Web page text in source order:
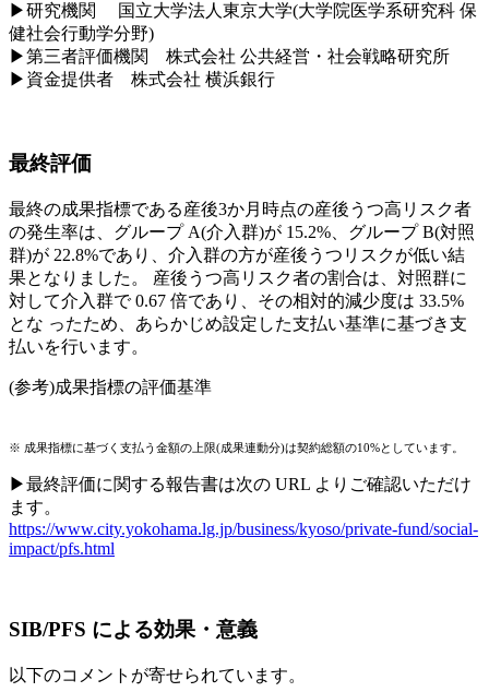
▶研究機関 国立大学法人東京大学(大学院医学系研究科 保
健社会行動学分野)
▶第三者評価機関 株式会社 公共経営・社会戦略研究所
▶資金提供者 株式会社 横浜銀行
最終評価
最終の成果指標である産後3か月時点の産後うつ高リスク者
の発生率は、グループ A(介入群)が 15.2%、グループ B(対照
群)が 22.8%であり、介入群の方が産後うつリスクが低い結
果となりました。 産後うつ高リスク者の割合は、対照群に
対して介入群で 0.67 倍であり、その相対的減少度は 33.5%
とな ったため、あらかじめ設定した支払い基準に基づき支
払いを行います。
(参考)成果指標の評価基準
※ 成果指標に基づく支払う金額の上限(成果連動分)は契約総額の10%としています。
▶最終評価に関する報告書は次の URL よりご確認いただけ
ます。
https://www.city.yokohama.lg.jp/business/kyoso/private-fund/social-
impact/pfs.html
SIB/PFS による効果・意義
以下のコメントが寄せられています。